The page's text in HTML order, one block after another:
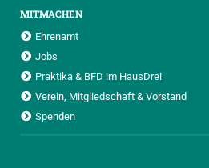
MITMACHEN
Ehrenamt
Jobs
Praktika & BFD im HausDrei
Verein, Mitgliedschaft & Vorstand
Spenden